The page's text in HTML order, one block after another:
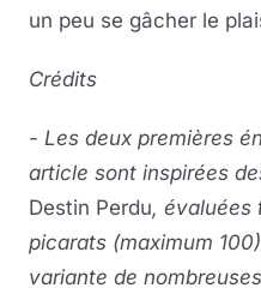
un peu se gâcher le
Crédits
- Les deux premières
article sont inspirées
Destin Perdu, évaluées
picarats (maximum
variante de